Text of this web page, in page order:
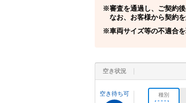
審査を通過し、ご契約
なお、お客様から契約
車両サイズ等の不適合
空き状況
空き待ち可 種別